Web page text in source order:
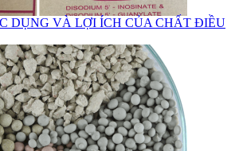
DỤNG VÀ LỢI ÍCH CỦA CHẤT ĐIỀU